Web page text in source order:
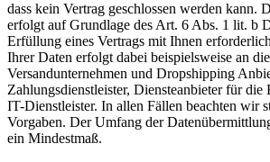
dass kein Vertrag geschlossen werden kann.
erfolgt auf Grundlage des Art. 6 Abs. 1 lit. b
Erfüllung eines Vertrags mit Ihnen
Ihrer Daten erfolgt dabei beispielsweise an
Versandunternehmen und Dropshipping
Zahlungsdienstleister, Diensteanbieter für
IT-Dienstleister. In allen Fällen beachten wir
Vorgaben. Der Umfang der
ein Mindestmaß.